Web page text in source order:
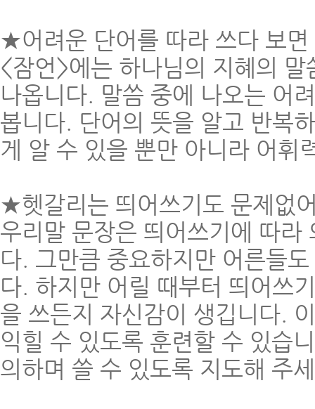
★어려운 단어를 따라 쓰다 보
<잠언>에는 하나님의 지혜의
나옵니다. 말씀 중에 나오는 어
봅니다. 단어의 뜻을 알고 반복
게 알 수 있을 뿐만 아니라 어휘
★헷갈리는 띄어쓰기도 문제없
우리말 문장은 띄어쓰기에 따
다. 그만큼 중요하지만 어른들
다. 하지만 어릴 때부터 띄어쓰
을 쓰든지 자신감이 생깁니다.
익힐 수 있도록 훈련할 수 있습
의하며 쓸 수 있도록 지도해 주